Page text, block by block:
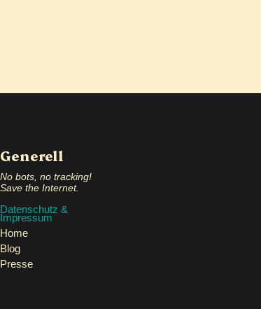
Generell
No bots, no tracking!
Save the Internet.
Datenschutz &
Impressum
Home
Blog
Presse